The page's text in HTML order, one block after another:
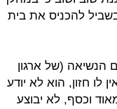
להכניס את בית
הנשיאה (של ארגון
חזון, הוא לא יודע
וכסף, לא יבוצע